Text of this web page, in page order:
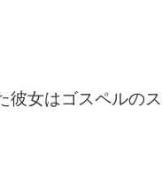
彼女はゴスペルの